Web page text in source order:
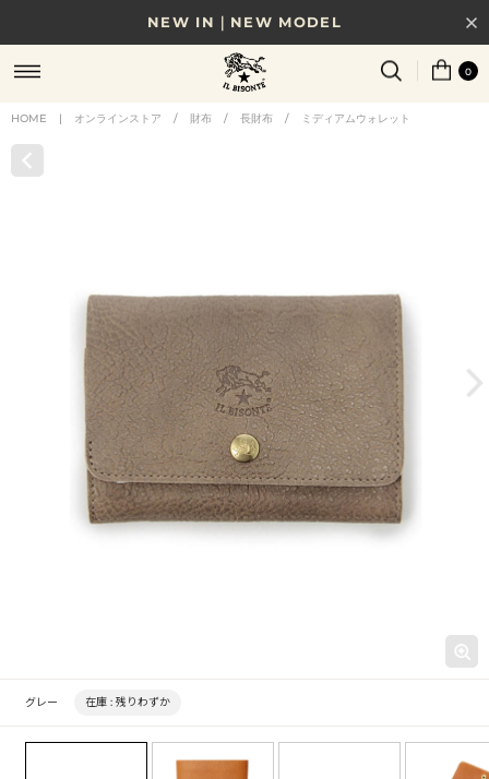
NEW IN｜NEW MODEL
8/17(月)10時まで｜税込11,000円以上で送料無料
贈る相手やシーンから選べる、新しいギフトガイド
0
HOME | オンラインストア / 財布 / 長財布 / ミディアムウォレット
グレー 在庫 : 残りわずか